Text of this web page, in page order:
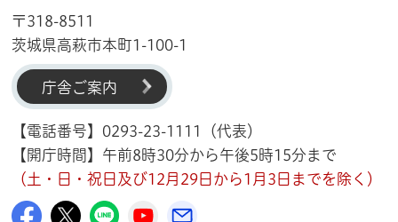
〒318-8511
茨城県高萩市本町1-100-1
庁舎ご案内
【電話番号】0293-23-1111（代表）
【開庁時間】午前8時30分から午後5時15分まで
（土・日・祝日及び12月29日から1月3日までを除く）
高萩市公式Facebook
高萩市公式X
高萩市公式LINE
高萩市YouTube公式チャンネル